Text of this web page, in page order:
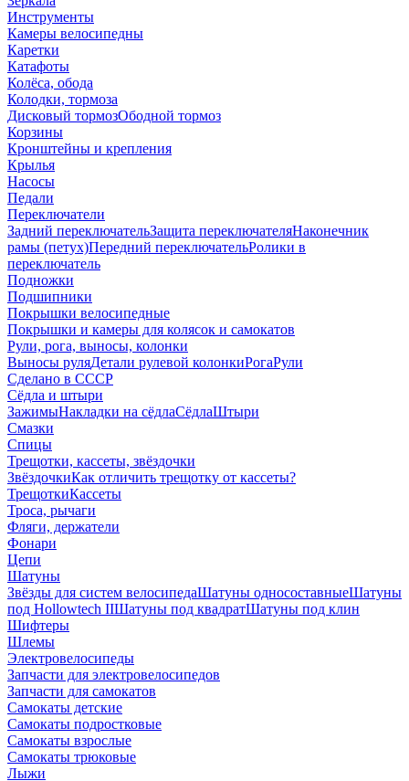
Инструменты
Камеры велосипедны
Каретки
Катафоты
Колёса, обода
Колодки, тормоза
Дисковый тормозОбодной тормоз
Корзины
Кронштейны и крепления
Крылья
Насосы
Педали
Переключатели
Задний переключательЗащита переключателяНаконечник
рамы (петух)Передний переключательРолики в
переключатель
Подножки
Подшипники
Покрышки велосипедные
Покрышки и камеры для колясок и самокатов
Рули, рога, выносы, колонки
Выносы руляДетали рулевой колонкиРогаРули
Сделано в СССР
Сёдла и штыри
ЗажимыНакладки на сёдлаСёдлаШтыри
Смазки
Спицы
Трещотки, кассеты, звёздочки
ЗвёздочкиКак отличить трещотку от кассеты?
ТрещоткиКассеты
Троса, рычаги
Фляги, держатели
Фонари
Цепи
Шатуны
Звёзды для систем велосипедаШатуны односоставныеШатуны
под Hollowtech IIШатуны под квадратШатуны под клин
Шифтеры
Шлемы
Электровелосипеды
Запчасти для электровелосипедов
Запчасти для самокатов
Самокаты детские
Самокаты подростковые
Самокаты взрослые
Самокаты трюковые
Лыжи